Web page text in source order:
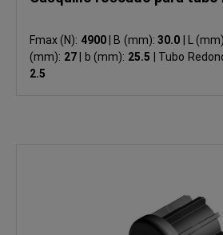
Fmax (N): 4900 B (mm):30.0 L
(mm): 27 b (mm): 25.5 Tubo
2.5